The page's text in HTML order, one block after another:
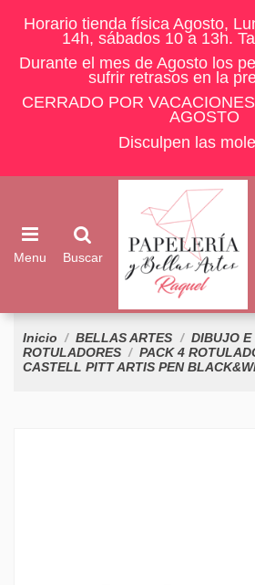
Horario tienda física Agosto,
14h, sábados 10 a 13h.
Durante el mes de Agosto los
sufrir retrasos en la
CERRADO POR
AGOSTO
Disculpen las
Menu Buscar
Inicio BELLAS ARTES
DIBUJO E
ROTULADORES
PACK 4
CASTELL PITT ARTIS PEN